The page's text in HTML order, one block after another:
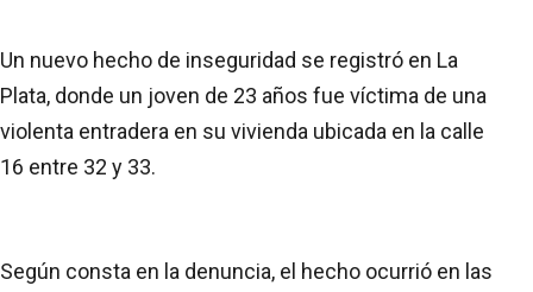
Un nuevo hecho de inseguridad se registró en La
Plata, donde un joven de 23 años fue víctima de una
violenta entradera en su vivienda ubicada en la calle
16 entre 32 y 33.
Según consta en la denuncia, el hecho ocurrió en las